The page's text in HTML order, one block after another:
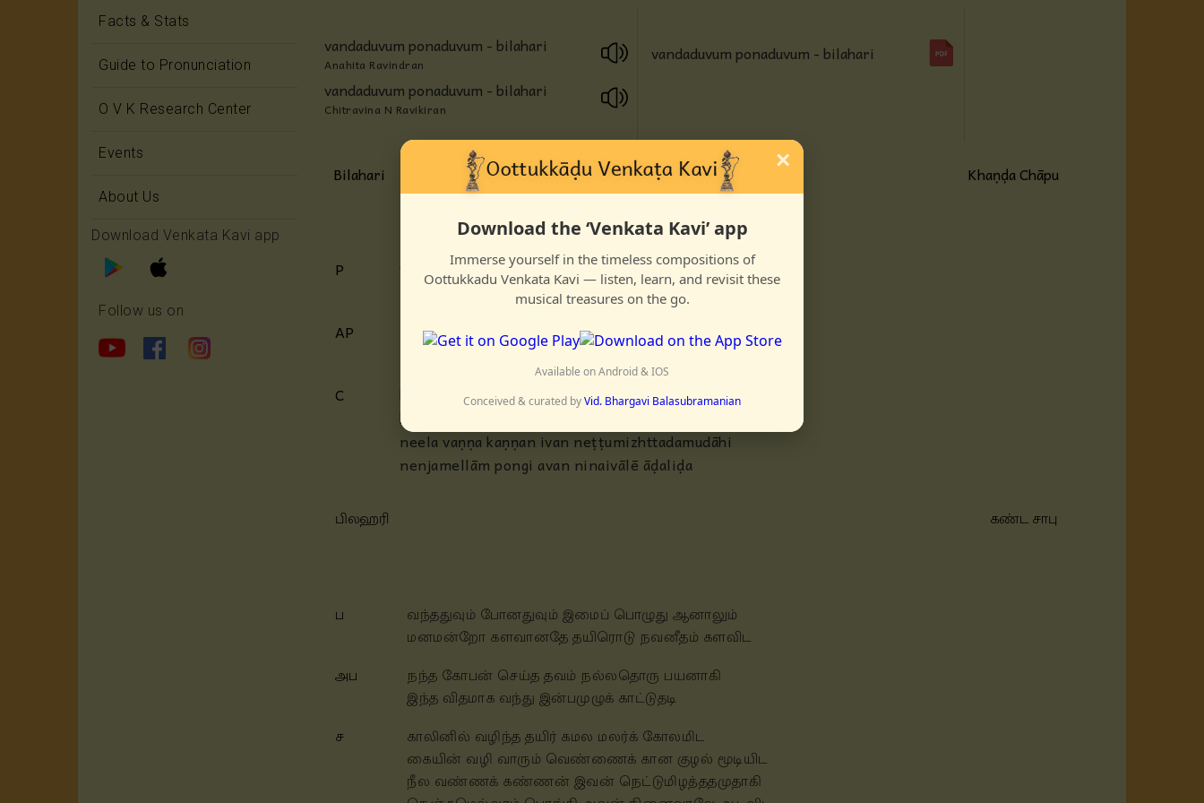
Others
Facts & Stats
Guide to Pronunciation
O V K Research Center
Events
About Us
Download Venkata Kavi app
Follow us on
vandaduvum ponaduvum - bilahari
Anahita Ravindran
vandaduvum ponaduvum - bilahari
Chitravina N Ravikiran
vandaduvum ponaduvum - bilahari
Bilahari Khaṇḍa Chāpu
P
vandaduvum pōnaduvum imaippozhudu ānālum
manamanṛō kaḷavānadē tayirōḍu navaneetam kaḷaviḍa
AP
nandagōpan sheida tavam nalladoru payanāhi
inda vidhamāha vandu inbamuzhuk kāṭṭudaḍi
C
kālinil vazhinda tayir kamala malar kōlamiḍa
kaiyin vazhi vārum veṇṇai gānakkuzhal mooḍiyiḍa
neela vaṇṇa kaṇṇan ivan neṭṭumizhttadamudāhi
nenjamellām pongi avan ninaivālē āḍaliḍa
பிலஹரி கண்ட சாபு
ப
வந்ததுவும் போனதுவும் இமைப் பொழுது ஆனாலும்
மனமன்றோ களவானதே தயிரொடு நவனீதம் களவிட
அப
நந்த கோபன் செய்த தவம் நல்லதொரு பயனாகி
இந்த விதமாக வந்து இன்பமுழுக் காட்டுதடி
ச
காலினில் வழிந்த தயிர் கமல மலர்க் கோலமிட
கையின் வழி வாரும் வெண்ணைக் கான குழல் மூடியிட
நீல வண்ணக் கண்ணன் இவன் நெட்டுமிழத்ததமுதாகி
×
Download the ‘Venkata Kavi’ app
Immerse yourself in the timeless compositions of
Oottukkadu Venkata Kavi — listen, learn, and revisit these
musical treasures on the go.
Available on Android & IOS
Conceived & curated byVid. Bhargavi Balasubramanian